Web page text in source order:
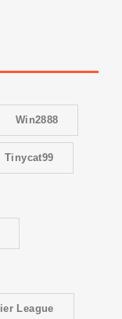
Win2888
Tinycat99
League